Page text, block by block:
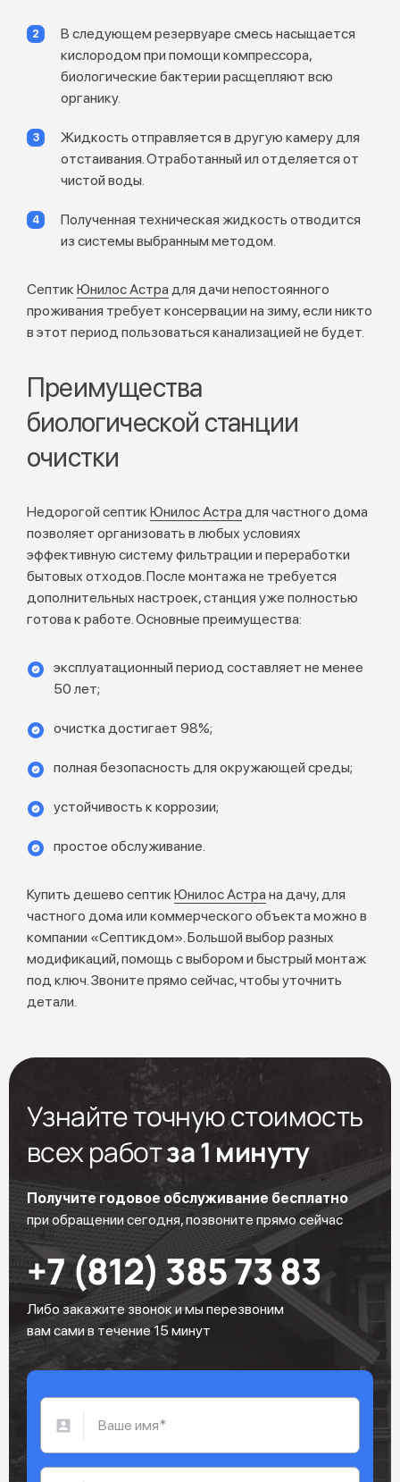
В следующем резервуаре смесь насыщается
кислородом при помощи компрессора,
биологические бактерии расщепляют всю
органику.
Жидкость отправляется в другую камеру для
отстаивания. Отработанный ил отделяется от
чистой воды.
Полученная техническая жидкость отводится
из системы выбранным методом.
Септик Юнилос Астра для дачи непостоянного
проживания требует консервации на зиму, если никто
в этот период пользоваться канализацией не будет.
Преимущества
биологической станции
очистки
Недорогой септик Юнилос Астра для частного дома
позволяет организовать в любых условиях
эффективную систему фильтрации и переработки
бытовых отходов. После монтажа не требуется
дополнительных настроек, станция уже полностью
готова к работе. Основные преимущества:
эксплуатационный период составляет не менее
50 лет;
очистка достигает 98%;
полная безопасность для окружающей среды;
устойчивость к коррозии;
простое обслуживание.
Купить дешево септик Юнилос Астра на дачу, для
частного дома или коммерческого объекта можно в
компании «Септикдом». Большой выбор разных
модификаций, помощь с выбором и быстрый монтаж
под ключ. Звоните прямо сейчас, чтобы уточнить
детали.
Узнайте точную стоимость
всех работза 1 минуту
Получите годовое обслуживание бесплатно
при обращении сегодня, позвоните прямо сейчас
+7 (812) 385 73 83
Либо закажите звонок и мы перезвоним
вам сами в течение 15 минут